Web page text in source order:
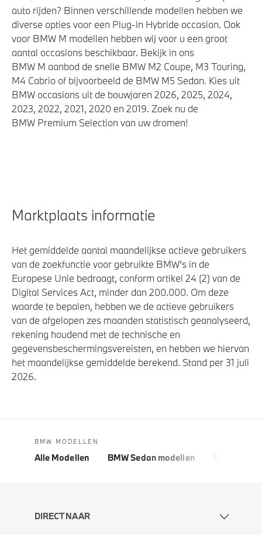
auto rijden? Binnen verschillende modellen hebben we
diverse opties voor een Plug-in Hybride occasion. Ook
voor BMW M modellen hebben wij voor u een groot
aantal occasions beschikbaar. Bekijk in ons
BMW M aanbod de snelle BMW M2 Coupe, M3 Touring,
M4 Cabrio of bijvoorbeeld de BMW M5 Sedan. Kies uit
BMW occasions uit de bouwjaren 2026, 2025, 2024,
2023, 2022, 2021, 2020 en 2019. Zoek nu de
BMW Premium Selection van uw dromen!
Marktplaats informatie
Het gemiddelde aantal maandelijkse actieve gebruikers
van de zoekfunctie voor gebruikte BMW's in de
Europese Unie bedraagt, conform artikel 24 (2) van de
Digital Services Act, minder dan 200.000. Om deze
waarde te bepalen, hebben we de actieve gebruikers
van de afgelopen zes maanden statistisch geanalyseerd,
rekening houdend met de technische en
gegevensbeschermingsvereisten, en hebben we hiervan
het maandelijkse gemiddelde berekend. Stand per 31 juli
2026.
BMW MODELLEN
Alle Modellen BMW Sedan modellen
DIRECT NAAR